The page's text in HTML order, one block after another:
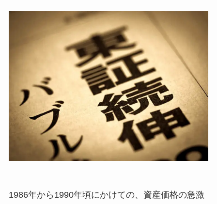
1986年から1990年頃にかけての、資産価格の急激